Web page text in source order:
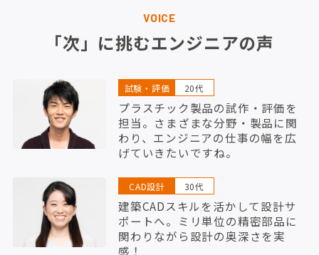
VOICE
「次」に挑むエンジニアの声
試験・評価 20代
プラスチック製品の試作・評価を
担当。さまざまな分野・製品に関
わり、エンジニアの仕事の幅を広
げていきたいですね。
CAD設計 30代
建築CADスキルを活かして設計サ
ポートへ。ミリ単位の精密部品に
関わりながら設計の奥深さを実
感！